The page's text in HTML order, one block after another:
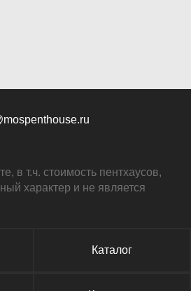
в т.ч. стоимость пентхаусов,
характер и не является
Каталог